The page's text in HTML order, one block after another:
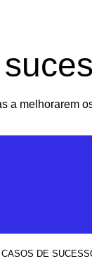
a melhorarem
CASOS DE